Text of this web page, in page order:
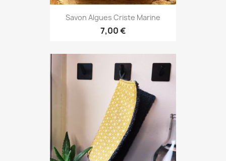
Savon Algues Criste Marine
7,00 €